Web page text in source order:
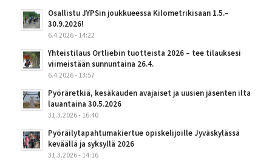
Osallistu JYPSin joukkueessa Kilometrikisaan 1.5.–
30.9.2026!
6.4.2026 - 14:22
Yhteistilaus Ortliebin tuotteista 2026 – tee tilauksesi
viimeistään sunnuntaina 26.4.
6.4.2026 - 13:57
Pyöräretkiä, kesäkauden avajaiset ja uusien jäsenten ilta
lauantaina 30.5.2026
31.3.2026 - 16:40
Pyöräilytapahtumakiertue opiskelijoille Jyväskylässä
keväällä ja syksyllä 2026
31.3.2026 - 14:16